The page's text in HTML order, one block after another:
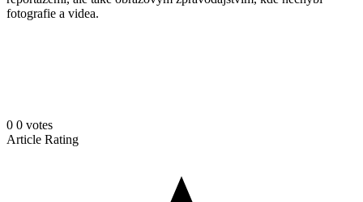
fotografie a videa.
0 0 votes
Article Rating